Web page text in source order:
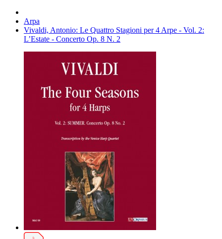
Arpa
Vivaldi, Antonio: Le Quattro Stagioni per 4 Arpe - Vol. 2:
L’Estate - Concerto Op. 8 N. 2